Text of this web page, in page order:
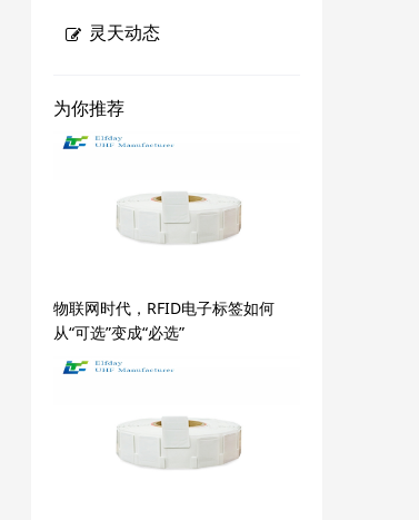
灵天动态
为你推荐
物联网时代，RFID电子标签如何
从“可选”变成“必选”